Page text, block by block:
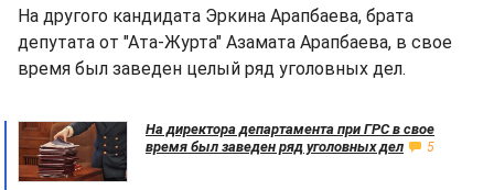
На другого кандидата Эркина Арапбаева, брата
депутата от "Ата-Журта" Азамата Арапбаева, в свое
время был заведен целый ряд уголовных дел.
На директора департамента при ГРС в свое
время был заведен ряд уголовных дел
5